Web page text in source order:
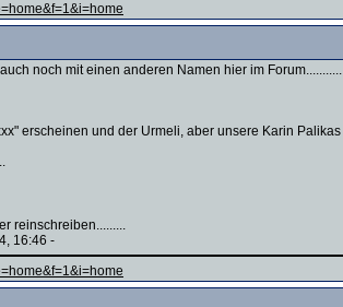
noch mit einen anderen Namen hier im Forum...........
erscheinen und der Urmeli, aber unsere Karin
reinschreiben.........
16:46 -